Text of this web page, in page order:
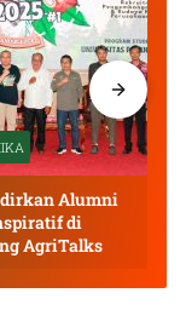
Alumni
di
AgriTalks